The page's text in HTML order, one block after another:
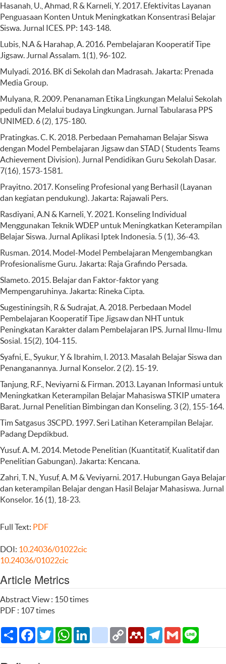
Hasanah, U., Ahmad, R & Karneli, Y. 2017. Efektivitas Layanan
Penguasaan Konten Untuk Meningkatkan Konsentrasi Belajar
Siswa. Jurnal ICES. PP: 143-148.
Lubis, N.A & Harahap, A. 2016. Pembelajaran Kooperatif Tipe
Jigsaw. Jurnal Assalam. 1(1), 96-102.
Mulyadi. 2016. BK di Sekolah dan Madrasah. Jakarta: Prenada
Media Group.
Mulyana, R. 2009. Penanaman Etika Lingkungan Melalui Sekolah
peduli dan Melalui budaya Lingkungan. Jurnal Tabularasa PPS
UNIMED. 6 (2), 175-180.
Pratingkas. C. K. 2018. Perbedaan Pemahaman Belajar Siswa
dengan Model Pembelajaran Jigsaw dan STAD ( Students Teams
Achievement Division). Jurnal Pendidikan Guru Sekolah Dasar.
7(16), 1573-1581.
Prayitno. 2017. Konseling Profesional yang Berhasil (Layanan
dan kegiatan pendukung). Jakarta: Rajawali Pers.
Rasdiyani, A.N & Karneli, Y. 2021. Konseling Individual
Menggunakan Teknik WDEP untuk Meningkatkan Keterampilan
Belajar Siswa. Jurnal Aplikasi Iptek Indonesia. 5 (1), 36-43.
Rusman. 2014. Model-Model Pembelajaran Mengembangkan
Profesionalisme Guru. Jakarta: Raja Grafindo Persada.
Slameto. 2015. Belajar dan Faktor-faktor yang
Mempengaruhinya. Jakarta: Rineka Cipta.
Sugestiningsih, R & Sudrajat, A. 2018. Perbedaan Model
Pembelajaran Kooperatif Tipe Jigsaw dan NHT untuk
Peningkatan Karakter dalam Pembelajaran IPS. Jurnal Ilmu-Ilmu
Sosial. 15(2), 104-115.
Syafni, E., Syukur, Y & Ibrahim, I. 2013. Masalah Belajar Siswa dan
Penanganannya. Jurnal Konselor. 2 (2). 15-19.
Tanjung, R.F., Neviyarni & Firman. 2013. Layanan Informasi untuk
Meningkatkan Keterampilan Belajar Mahasiswa STKIP umatera
Barat. Jurnal Penelitian Bimbingan dan Konseling. 3 (2), 155-164.
Tim Satgasus 3SCPD. 1997. Seri Latihan Keterampilan Belajar.
Padang Depdikbud.
Yusuf. A. M. 2014. Metode Penelitian (Kuantitatif, Kualitatif dan
Penelitian Gabungan). Jakarta: Kencana.
Zahri, T. N., Yusuf, A. M & Veviyarni. 2017. Hubungan Gaya Belajar
dan keterampilan Belajar dengan Hasil Belajar Mahasiswa. Jurnal
Konselor. 16 (1), 18-23.
Full Text: PDF
DOI: 10.24036/01022cic
10.24036/01022cic
Article Metrics
Abstract View : 150 times
PDF : 107 times
Share Facebook
TwitterWhatsApp
LinkedInciteulikeCopy
Link
MendeleyTelegram
Gmail